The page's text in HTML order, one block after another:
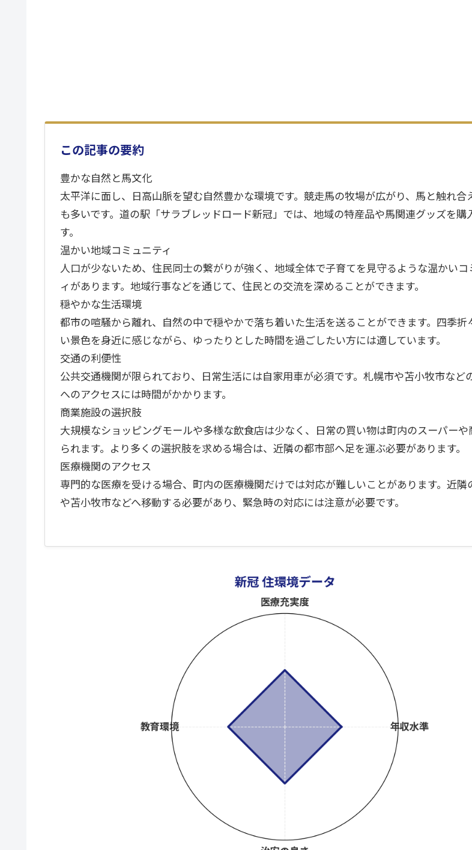
この記事の要約
豊かな自然と馬文化
太平洋に面し、日高山脈を望む自然豊かな環境です。競走馬の牧場が広がり、馬と触れ合
も多いです。道の駅「サラブレッドロード新冠」では、地域の特産品や馬関連グッズを購
す。
温かい地域コミュニティ
人口が少ないため、住民同士の繋がりが強く、地域全体で子育てを見守るような温かいコ
ィがあります。地域行事などを通じて、住民との交流を深めることができます。
穏やかな生活環境
都市の喧騒から離れ、自然の中で穏やかで落ち着いた生活を送ることができます。四季折
い景色を身近に感じながら、ゆったりとした時間を過ごしたい方には適しています。
交通の利便性
公共交通機関が限られており、日常生活には自家用車が必須です。札幌市や苫小牧市など
へのアクセスには時間がかかります。
商業施設の選択肢
大規模なショッピングモールや多様な飲食店は少なく、日常の買い物は町内のスーパーや
られます。より多くの選択肢を求める場合は、近隣の都市部へ足を運ぶ必要があります。
医療機関のアクセス
専門的な医療を受ける場合、町内の医療機関だけでは対応が難しいことがあります。近隣
や苫小牧市などへ移動する必要があり、緊急時の対応には注意が必要です。